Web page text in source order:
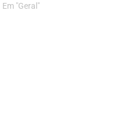
Em "Geral"